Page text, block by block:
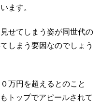
ます。
せてしまう姿が同世代の
しまう要因なのでしょう
万円を超えるとのこと
トップでアピールされて